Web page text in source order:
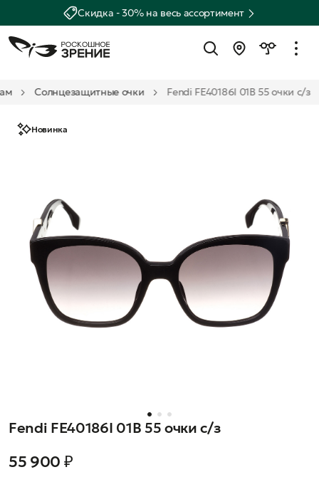
Скидка - 30% на весь ассортимент
Солнцезащитные очки Fendi FE40186I 01B 55 очки с/з
Новинка
Fendi FE40186I 01B 55 очки с/з
55 900 ₽